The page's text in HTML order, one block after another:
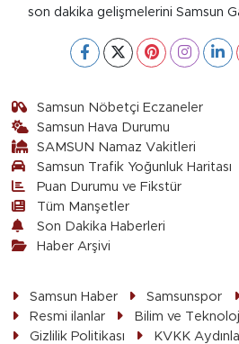
son dakika gelişmelerini Samsun
Samsun Nöbetçi Eczaneler
Samsun Hava Durumu
SAMSUN Namaz Vakitleri
Samsun Trafik Yoğunluk Haritası
Puan Durumu ve Fikstür
Tüm Manşetler
Son Dakika Haberleri
Haber Arşivi
Samsun Haber Samsunspor
Resmi ilanlar
Bilim ve
Gizlilik Politikası
KVKK